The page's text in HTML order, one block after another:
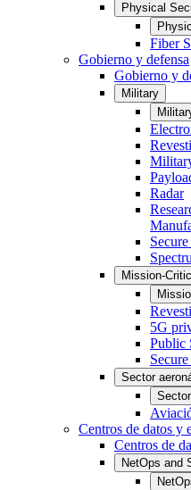
Physical
Fiber
Gobierno y defensa
Gobierno y
Military
Radar
Mission-
5G
Public
Sector
Centros de datos y
Centros de
NetOps and